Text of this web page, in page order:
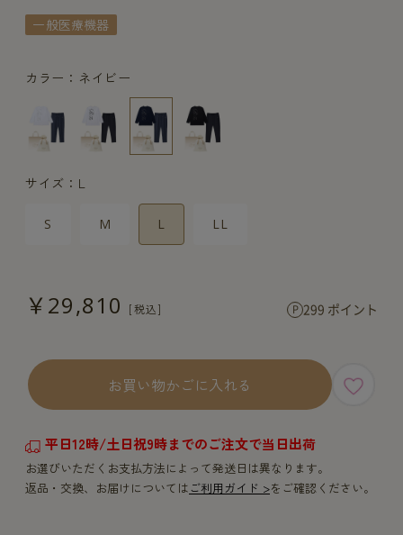
一般医療機器
カラー：ネイビー
サイズ：L
S M L LL
￥29,810 299 ポイント
お買い物かごに入れる
平日12時/土日祝9時までのご注文で当日出荷
お選びいただくお支払方法によって発送日は異なります。
返品・交換、お届けについてはご利用ガイド >をご確認ください。